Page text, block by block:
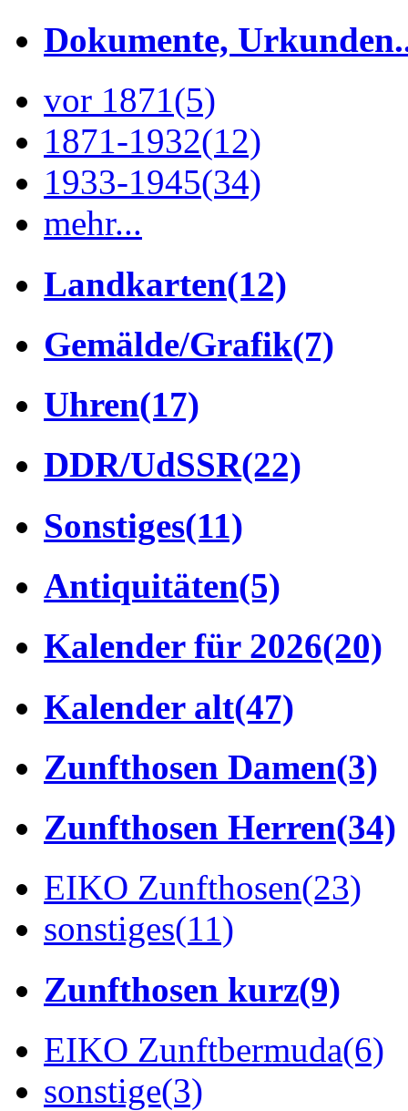
Dokumente,
vor 1871(5)
1871-1932(12)
1933-1945(34)
mehr...
Landkarten(12)
Gemälde/Grafik(7)
Uhren(17)
DDR/UdSSR(22)
Sonstiges(11)
Antiquitäten(5)
Kalender für 2026(20)
Kalender alt(47)
Zunfthosen Damen(3)
Zunfthosen Herren(34)
EIKO Zunfthosen(23)
sonstiges(11)
Zunfthosen kurz(9)
EIKO Zunftbermuda(6)
sonstige(3)